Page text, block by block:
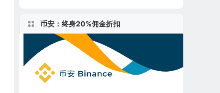
币安：终身20%佣金折扣